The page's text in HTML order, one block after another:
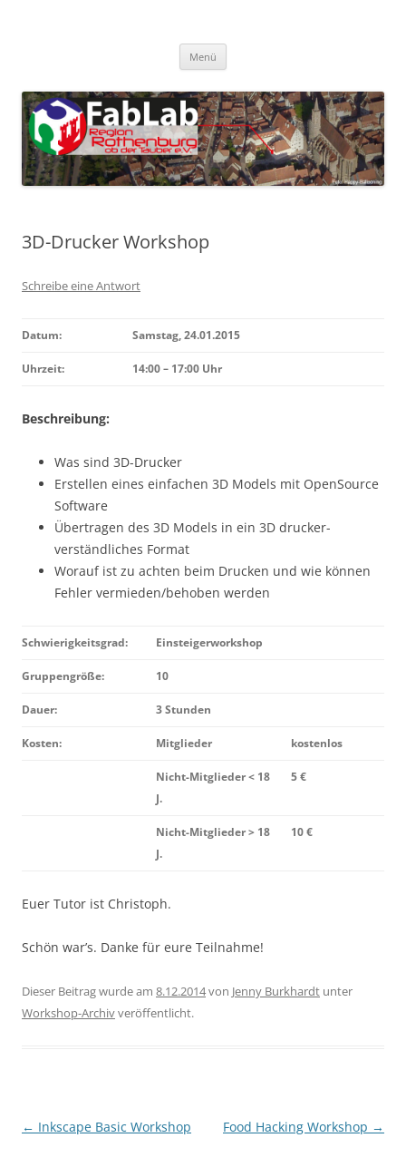
Menü
3D-Drucker Workshop
Schreibe eine Antwort
Datum: Samstag, 24.01.2015
Uhrzeit: 14:00 – 17:00 Uhr
Beschreibung:
Was sind 3D-Drucker
Erstellen eines einfachen 3D Models mit OpenSource
Software
Übertragen des 3D Models in ein 3D drucker-
verständliches Format
Worauf ist zu achten beim Drucken und wie können
Fehler vermieden/behoben werden
Schwierigkeitsgrad: Einsteigerworkshop
Gruppengröße: 10
Dauer: 3 Stunden
Kosten: Mitglieder kostenlos
Nicht-Mitglieder < 18
J.
5 €
Nicht-Mitglieder > 18
J.
10 €
Euer Tutor ist Christoph.
Schön war’s. Danke für eure Teilnahme!
Dieser Beitrag wurde am 8.12.2014von Jenny Burkhardt unter
Workshop-Archivveröffentlicht.
Beitragsnavigation
← Inkscape Basic Workshop Food Hacking Workshop →